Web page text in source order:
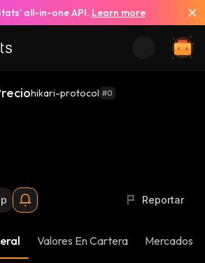
all-in-one API. Learn more
hikari-protocol #0
Reportar
Valores En Cartera Mercados